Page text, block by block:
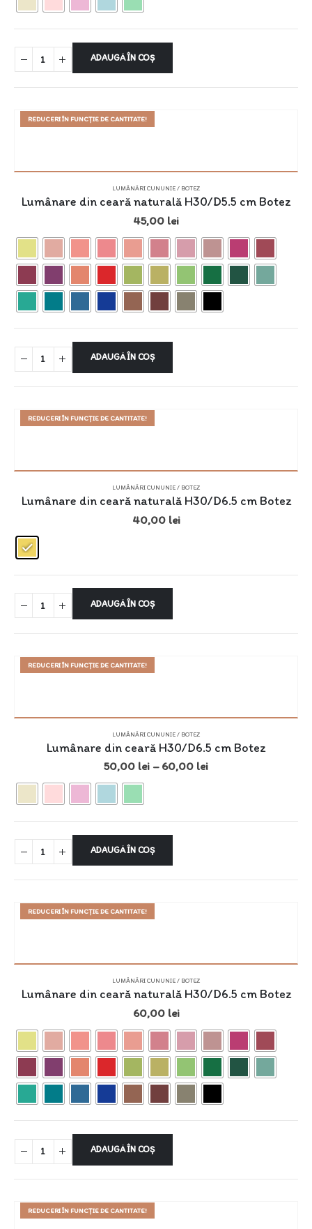
ADAUGĂ ÎN COȘ
REDUCERI ÎN FUNCȚIE DE CANTITATE!
LUMÂNĂRI CUNUNIE / BOTEZ
Lumânare din ceară naturală H30/D5.5 cm Botez
45,00 lei
ADAUGĂ ÎN COȘ
REDUCERI ÎN FUNCȚIE DE CANTITATE!
LUMÂNĂRI CUNUNIE / BOTEZ
Lumânare din ceară naturală H30/D6.5 cm Botez
40,00 lei
ADAUGĂ ÎN COȘ
REDUCERI ÎN FUNCȚIE DE CANTITATE!
LUMÂNĂRI CUNUNIE / BOTEZ
Lumânare din ceară H30/D6.5 cm Botez
50,00 lei – 60,00 lei
ADAUGĂ ÎN COȘ
REDUCERI ÎN FUNCȚIE DE CANTITATE!
LUMÂNĂRI CUNUNIE / BOTEZ
Lumânare din ceară naturală H30/D6.5 cm Botez
60,00 lei
ADAUGĂ ÎN COȘ
REDUCERI ÎN FUNCȚIE DE CANTITATE!